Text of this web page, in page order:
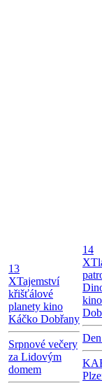
13
XTajemství
křišťálové
planety kino
Káčko Dobřany
Srpnové večery
za Lidovým
domem
14
X